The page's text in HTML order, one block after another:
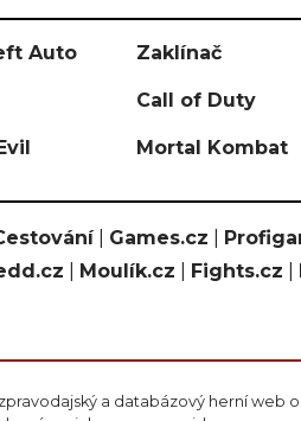
Auto Zaklínač
Call of Duty
Mortal Kombat
| Games.cz
Moulík.cz Fights.cz
a databázový herní web